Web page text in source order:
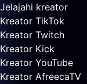
Jelajahi kreator
Kreator TikTok
Kreator Twitch
Kreator Kick
Kreator YouTube
Kreator AfreecaTV